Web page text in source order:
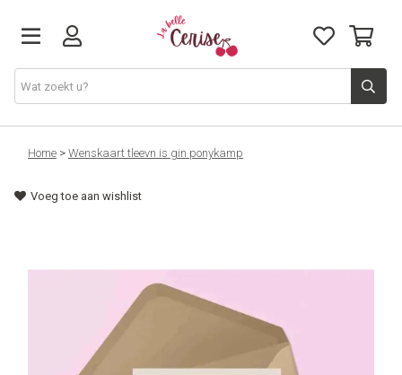
Just arrived
Juwelen & Accessoires
Lifestyle & Gifts
Cadeaubon
Home > Wenskaart tleevn is gin ponykamp
Voeg toe aan wishlist